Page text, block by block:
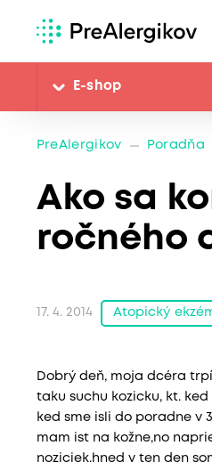
E-shop
PreAlergikov Poradňa
Ako sa
ročného
17. 4. 2014 Atopický
Dobrý deň, moja dcéra
taku suchu kozicku, kt.
ked sme isli do poradne v
mam ist na kožne,no
noziciek.hned v ten den